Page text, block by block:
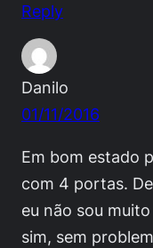
Reply
Danilo
01/11/2016
Em bom estado
com 4 portas.
eu não sou
sim, sem